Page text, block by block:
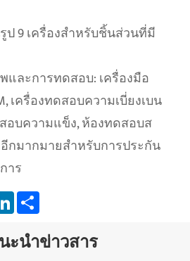
ป 9 เครื่องสำหรับชิ้นส่วนที่มี
ละการทดสอบ: เครื่องมือ
เครื่องทดสอบความเบี่ยงเบน
อบความแข็ง, ห้องทดสอบส
กมากมายสำหรับการประกัน
าร
LinkedIn
ะนำข่าวสาร